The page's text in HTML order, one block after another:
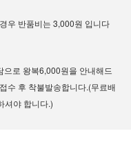
우 반품비는 3,000원 입니다
로 왕복6,000원을 안내해드
수 후 착불발송합니다.(무료배
셔야 합니다.)